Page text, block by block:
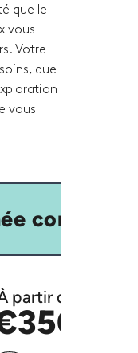
que le
vous
Votre
que
vous
complète
partir de